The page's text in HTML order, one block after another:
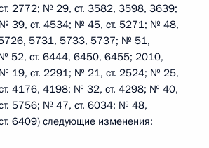
2772; № 29, ст. 3582, 3598, 3639;
39, ст. 4534; № 45, ст. 5271; № 48,
5731, 5733, 5737; № 51,
52, ст. 6444, 6450, 6455; 2010,
19, ст. 2291; № 21, ст. 2524; № 25,
4176, 4198; № 32, ст. 4298; № 40,
5756; № 47, ст. 6034; № 48,
6409) следующие изменения: